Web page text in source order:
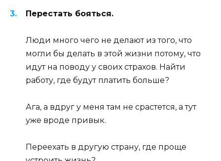
Перестать бояться.
Люди много чего не делают из того, что
могли бы делать в этой жизни потому, что
идут на поводу у своих страхов. Найти
работу, где будут платить больше?
Ага, а вдруг у меня там не срастется, а тут
уже вроде привык.
Переехать в другую страну, где проще